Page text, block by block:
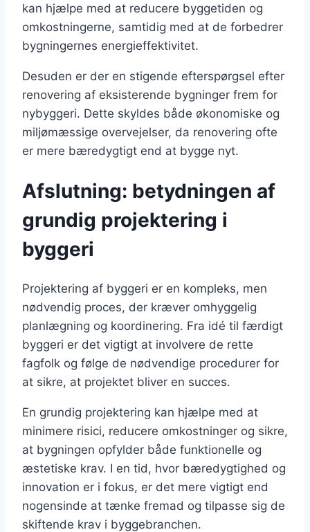
kan hjælpe med at reducere byggetiden og
omkostningerne, samtidig med at de forbedrer
bygningernes energieffektivitet.
Desuden er der en stigende efterspørgsel efter
renovering af eksisterende bygninger frem for
nybyggeri. Dette skyldes både økonomiske og
miljømæssige overvejelser, da renovering ofte
er mere bæredygtigt end at bygge nyt.
Afslutning: betydningen af
grundig projektering i
byggeri
Projektering af byggeri er en kompleks, men
nødvendig proces, der kræver omhyggelig
planlægning og koordinering. Fra idé til færdigt
byggeri er det vigtigt at involvere de rette
fagfolk og følge de nødvendige procedurer for
at sikre, at projektet bliver en succes.
En grundig projektering kan hjælpe med at
minimere risici, reducere omkostninger og sikre,
at bygningen opfylder både funktionelle og
æstetiske krav. I en tid, hvor bæredygtighed og
innovation er i fokus, er det mere vigtigt end
nogensinde at tænke fremad og tilpasse sig de
skiftende krav i byggebranchen.